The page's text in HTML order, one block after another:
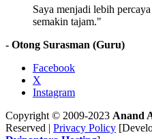
Saya menjadi lebih
semakin tajam."
- Otong Surasman (Guru)
Facebook
X
Instagram
Copyright © 2009-2023 Anand
Reserved | Privacy Policy